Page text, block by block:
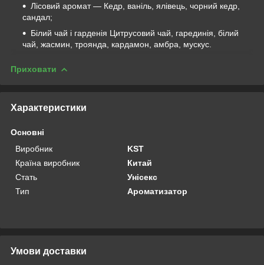
Лісовий аромат — Кедр, ваніль, ялівець, чорний кедр,
сандал;
Білий чай і гарденія Цитрусовий чай, гарединія, білий
чай, жасмин, троянда, кардамон, амбра, мускус.
Приховати
Характеристики
Основні
Виробник
KST
Країна виробник
Китай
Стать
Унісекс
Тип
Ароматизатор
Умови доставки